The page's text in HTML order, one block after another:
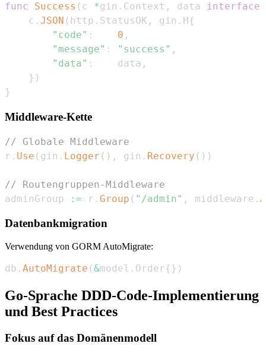
func
Success ( c *gin . Context , data interface
    c
. JSON ( http . StatusOK , gin . H{
"code" : 0 ,
"message" : "success" ,
"data" :
    data
,
} )
}
Middleware-Kette
// Globale Middleware
r . Use ( gin . Logger ( ) , gin . Recovery ( ) )
// Routengruppen-Middleware
adminGroup
:= r . Group ( "/admin" , middleware .
Datenbankmigration
Verwendung von GORM AutoMigrate:
db . AutoMigrate (&model . Order{ } )
Go-Sprache DDD-Code-Implementierung
und Best Practices
Fokus auf das Domänenmodell